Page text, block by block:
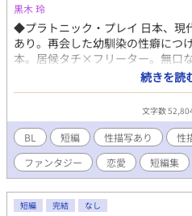
黒木 玲
◆プラトニック・プレイ 日本、
あり。再会した幼馴染の性癖につ
本。居候タチ×フリーター。無口
メリカ。自信家なボス×腹心。裏
矢理。 ◆淹れたての恋が冷めない
さん×一途な黒髪青年。温泉旅館
◆魔力をください ファンタジー
助手。 ダンジョンから出られない
「ガウラの育て方」 敬語エルフ×
躾。触手、躾、開発、屈服。 ◆獣
人おじさん×生意気な獣人青年。
し、調教。
続きを読
文字数
BL 短編 性描写あり 性
ファンタジー
恋愛 短編集
短編 完結 なし